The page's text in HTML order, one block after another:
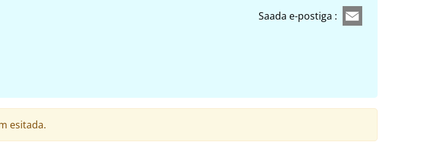
Saada e-postiga :
esitada.